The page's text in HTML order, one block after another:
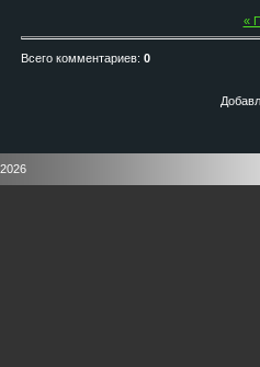
«
Всего комментариев: 0